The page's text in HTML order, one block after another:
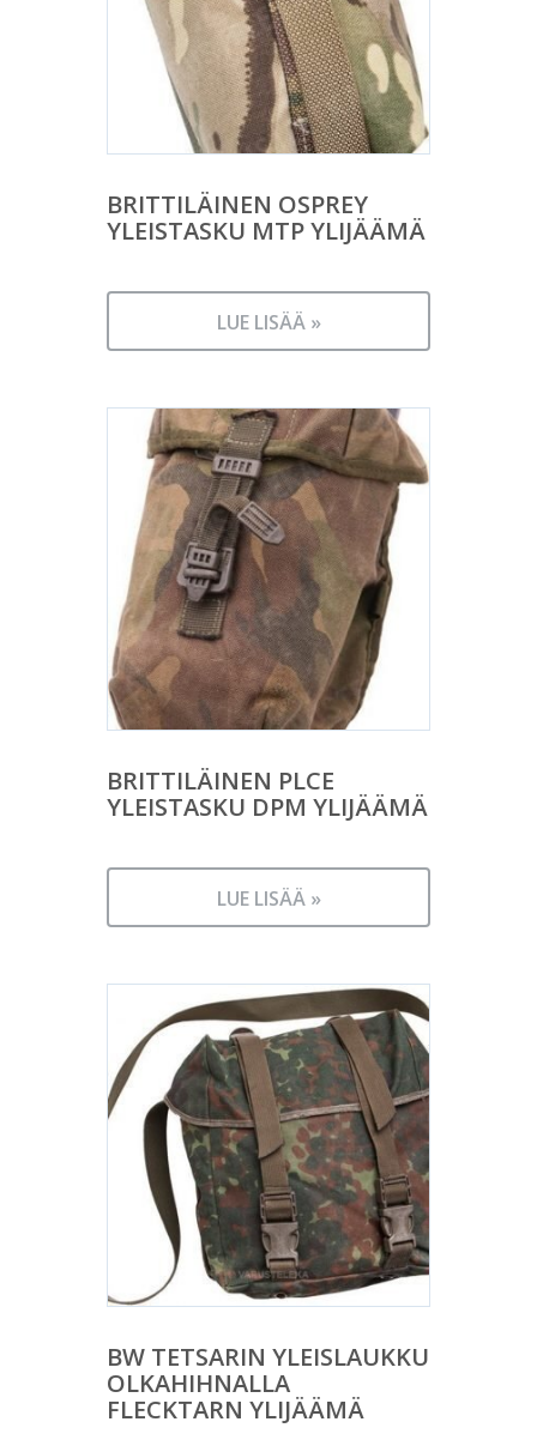
BRITTILÄINEN OSPREY
YLEISTASKU MTP YLIJÄÄMÄ
LUE LISÄÄ »
BRITTILÄINEN PLCE
YLEISTASKU DPM YLIJÄÄMÄ
LUE LISÄÄ »
BW TETSARIN YLEISLAUKKU
OLKAHIHNALLA
FLECKTARN YLIJÄÄMÄ